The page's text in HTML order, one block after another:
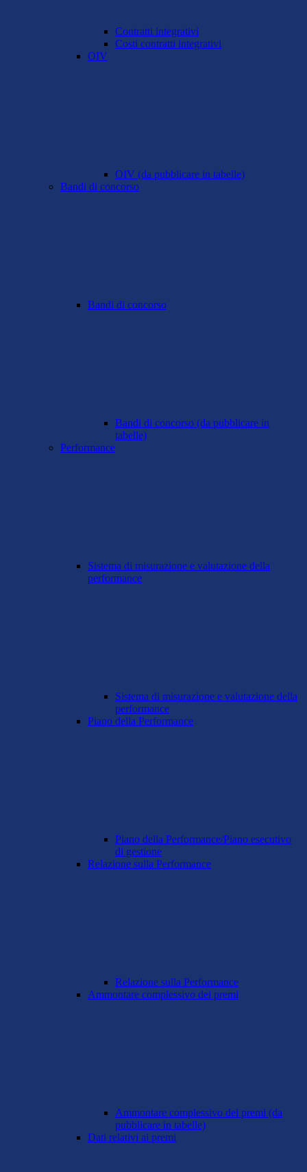
Contratti integrativi
Costi contratti integrativi
OIV
OIV (da pubblicare in tabelle)
Bandi di concorso
Bandi di concorso
Bandi di concorso (da pubblicare in
tabelle)
Performance
Sistema di misurazione e valutazione della
performance
Sistema di misurazione e valutazione della
performance
Piano della Performance
Piano della Performance/Piano esecutivo
di gestione
Relazione sulla Performance
Relazione sulla Performance
Ammontare complessivo dei premi
Ammontare complessivo dei premi (da
pubblicare in tabelle)
Dati relativi ai premi